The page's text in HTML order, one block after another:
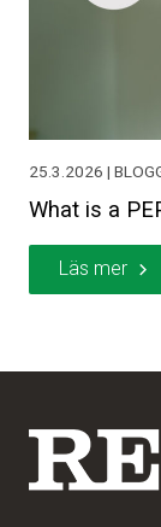
25.3.2026 |
What is a
Läs mer